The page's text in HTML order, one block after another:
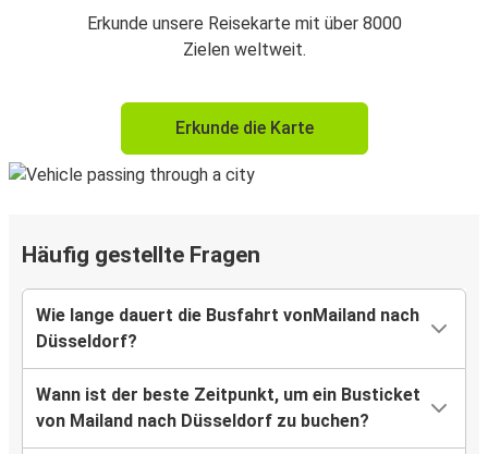
Erkunde unsere Reisekarte mit über 8000
Zielen weltweit.
Erkunde die Karte
Häufig gestellte Fragen
Wie lange dauert die Busfahrt vonMailand nach
Düsseldorf?
Wann ist der beste Zeitpunkt, um ein Busticket
von Mailand nach Düsseldorf zu buchen?